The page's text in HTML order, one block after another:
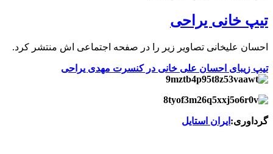
تیپ خانی یراحی
احسان علیخانی تصاویر زیر را در صفحه اجتماعی اش منتشر کرد.
تیپ زیبای احسان علی خانی در کنسرت مهدی یراحی
گرداوری: ایران استایل